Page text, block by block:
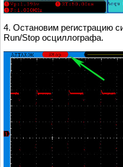
4. Остановим регистрацию
Run/Stop осциллографа.